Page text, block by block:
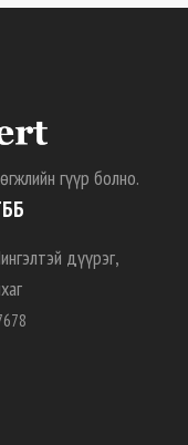
гүүр болно.
дүүрэг,